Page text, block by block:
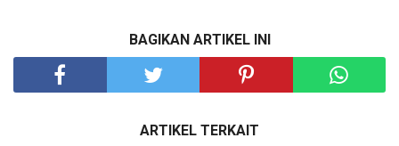
BAGIKAN ARTIKEL INI
ARTIKEL TERKAIT